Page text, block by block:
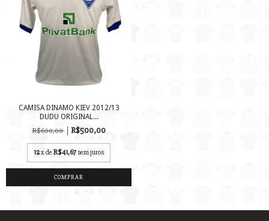
CAMISA DINAMO KIEV 2012/13
DUDU ORIGINAL...
R$600,00 R$500,00
12x de R$41,67 sem juros
COMPRAR